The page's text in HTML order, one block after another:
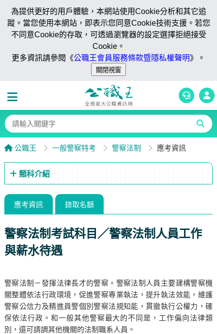
為提供更好的用戶體驗，本網站使用Cookie分析和其它追
蹤。當您使用本網站，即表示您同意Cookie技術支援。若您
不同意Cookie的存取，可透過瀏覽器的設定選擇拒絕接受
Cookie。
更多資訊請參閱《公職王會員服務條款暨隱私權聲明》。
公職王 一般警察特考 警察法制 應考資訊
類科介紹
應考資訊 錄取名額
警察法制考試科目／警察法制人員工作
與薪水待遇
警察法制－發揮法律長才的警察。警察法制人員主要建構警察機
關整體依法行政環境，促進警察專業執法，提升執法效能，維護
警察公信力及精進員警個別警察法規知能，貫徹執行公權力，確
保依法行政。和一般其他警察最大的不同是，工作偏向法律類
別，還可請調其他機關的法制職系人員。